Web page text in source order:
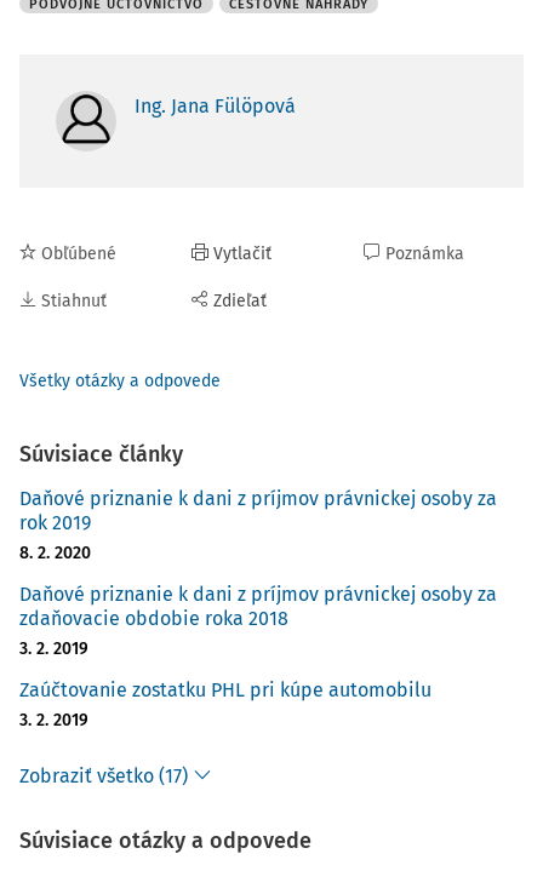
PODVOJNÉ ÚČTOVNÍCTVO CESTOVNÉ NÁHRADY
Ing. Jana Fülöpová
Obľúbené
Stiahnuť
Vytlačiť
Zdieľať
Poznámka
Všetky otázky a odpovede
Súvisiace články
Daňové priznanie k dani z príjmov právnickej osoby za
rok 2019
8. 2. 2020
Daňové priznanie k dani z príjmov právnickej osoby za
zdaňovacie obdobie roka 2018
3. 2. 2019
Zaúčtovanie zostatku PHL pri kúpe automobilu
3. 2. 2019
Zobraziť všetko (17)
Súvisiace otázky a odpovede